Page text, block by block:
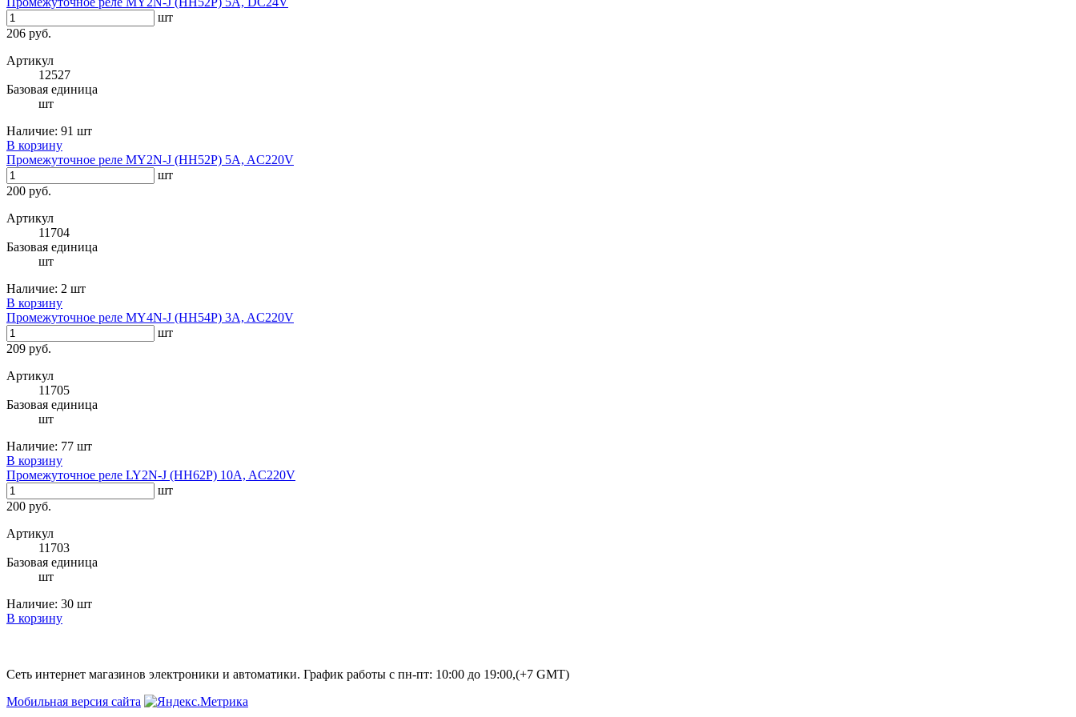
шт
206 руб.
Артикул
12527
Базовая единица
шт
Наличие: 91 шт
В корзину
Промежуточное реле MY2N-J (HH52P) 5A, AC220V
шт
200 руб.
Артикул
11704
Базовая единица
шт
Наличие: 2 шт
В корзину
Промежуточное реле MY4N-J (HH54P) 3A, AC220V
шт
209 руб.
Артикул
11705
Базовая единица
шт
Наличие: 77 шт
В корзину
Промежуточное реле LY2N-J (HH62P) 10A, AC220V
шт
200 руб.
Артикул
11703
Базовая единица
шт
Наличие: 30 шт
В корзину
Сеть интернет магазинов электроники и автоматики. График работы с пн-пт: 10:00 до 19:00,(+7 GMT)
Мобильная версия сайта